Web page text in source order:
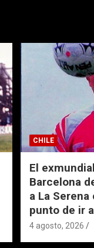
CHILE
El
Barcelona
a La
punto de ir
4 agosto, 2026